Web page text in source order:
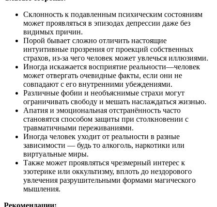
Склонность к подавленным психическим состояниям
может проявляться в эпизодах депрессии даже без
видимых причин.
Порой бывает сложно отличить настоящие
интуитивные прозрения от проекций собственных
страхов, из-за чего человек может увлечься иллюзиями.
Иногда искажается восприятие реальности—человек
может отвергать очевидные факты, если они не
совпадают с его внутренними убеждениями.
Различные фобии и необъяснимые страхи могут
ограничивать свободу и мешать наслаждаться жизнью.
Апатия и эмоциональная отстранённость часто
становятся способом защиты при столкновении с
травматичными переживаниями.
Иногда человек уходит от реальности в разные
зависимости — будь то алкоголь, наркотики или
виртуальные миры.
Также может проявляться чрезмерный интерес к
эзотерике или оккультизму, вплоть до нездорового
увлечения разрушительными формами магического
мышления.